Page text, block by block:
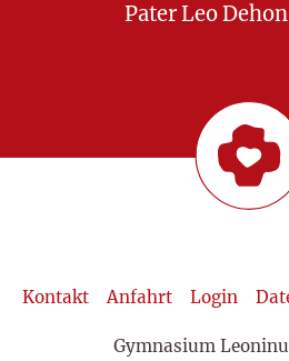
Pater Leo
Kontakt Anfahrt Login
Gymnasium